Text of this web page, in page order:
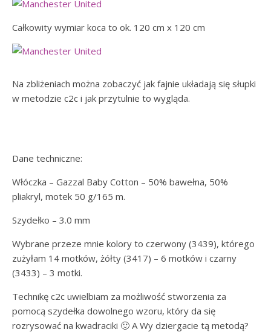
Całkowity wymiar koca to ok. 120 cm x 120 cm
Na zbliżeniach można zobaczyć jak fajnie układają się słupki
w metodzie c2c i jak przytulnie to wygląda.
Dane techniczne:
Włóczka – Gazzal Baby Cotton – 50% bawełna, 50%
pliakryl, motek 50 g/165 m.
Szydełko – 3.0 mm
Wybrane przeze mnie kolory to czerwony (3439), którego
zużyłam 14 motków, żółty (3417) – 6 motków i czarny
(3433) – 3 motki.
Technikę c2c uwielbiam za możliwość stworzenia za
pomocą szydełka dowolnego wzoru, który da się
rozrysować na kwadraciki 🙂 A Wy dziergacie tą metodą?